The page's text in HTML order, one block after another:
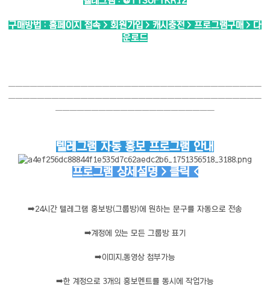
구매방법 : 홈페이지 접속 > 회원가입 > 캐시충전 > 프로그램구매 > 다
운로드
───────────────────────────────────
───────────────────────────────────
──────────────────────
텔레그램 자동 홍보 프로그램 안내
프로그램 상세설명 > 클릭 <
➡️24시간 텔레그램 홍보방(그룹방)에 원하는 문구를 자동으로 전송
➡️계정에 있는 모든 그룹방 표기
➡️이미지,동영상 첨부가능
➡️한 계정으로 3개의 홍보멘트를 동시에 작업가능